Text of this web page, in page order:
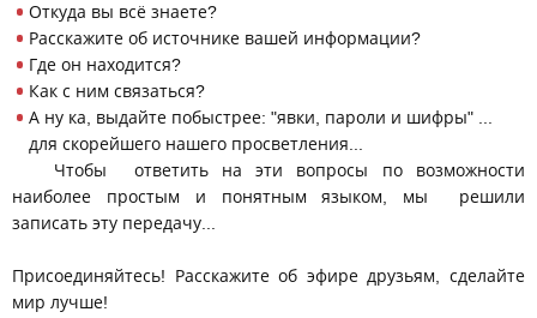
Откуда вы всё знаете?
Расскажите об источнике вашей информации?
Где он находится?
Как с ним связаться?
А ну ка, выдайте побыстрее: "явки, пароли и шифры" ...
для скорейшего нашего просветления...
Чтобы ответить на эти вопросы по возможности
наиболее простым и понятным языком, мы решили
записать эту передачу...
Присоединяйтесь! Расскажите об эфире друзьям, сделайте
мир лучше!